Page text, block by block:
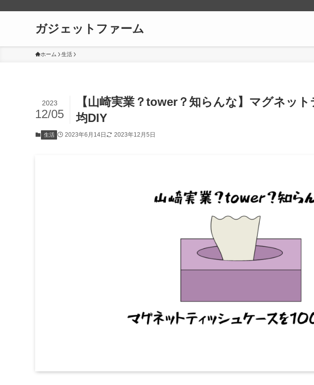
ガジェットファーム
ホーム 生活
【山崎実業？tower？知らんな】マグネッ
均DIY
2023
12/05
生活 2023年6月14日 2023年12月5日